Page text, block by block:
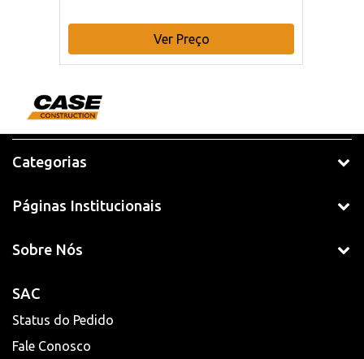
Ver Preço
Categorias
Páginas Institucionais
Sobre Nós
SAC
Status do Pedido
Fale Conosco